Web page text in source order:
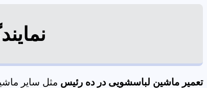
تعمیر ماشین لباسشویی در ده رئیس مثل سایر